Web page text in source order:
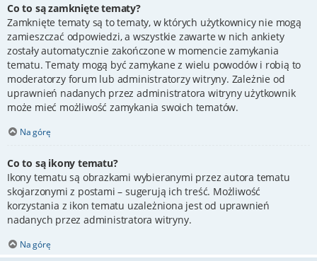
Co to są zamknięte tematy?
Zamknięte tematy są to tematy, w których użytkownicy nie mogą
zamieszczać odpowiedzi, a wszystkie zawarte w nich ankiety
zostały automatycznie zakończone w momencie zamykania
tematu. Tematy mogą być zamykane z wielu powodów i robią to
moderatorzy forum lub administratorzy witryny. Zależnie od
uprawnień nadanych przez administratora witryny użytkownik
może mieć możliwość zamykania swoich tematów.
Na górę
Co to są ikony tematu?
Ikony tematu są obrazkami wybieranymi przez autora tematu
skojarzonymi z postami – sugerują ich treść. Możliwość
korzystania z ikon tematu uzależniona jest od uprawnień
nadanych przez administratora witryny.
Na górę